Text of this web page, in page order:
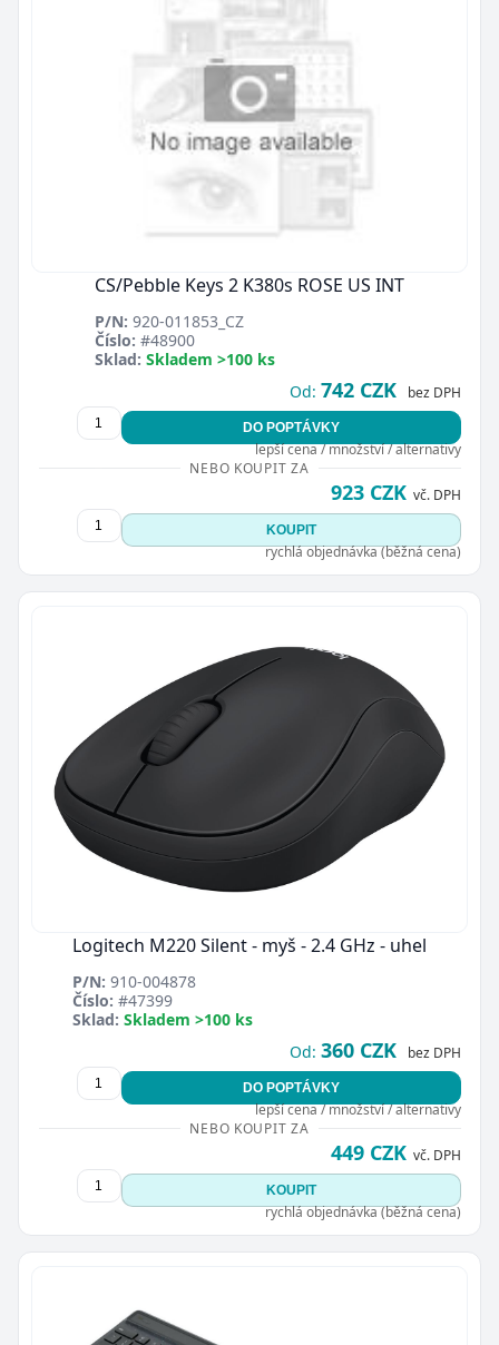
CS/Pebble Keys 2 K380s ROSE US INT
P/N: 920-011853_CZ
Číslo: #48900
Sklad: Skladem >100 ks
Od: 742 CZK bez DPH
DO POPTÁVKY
lepší cena / množství / alternativy
NEBO KOUPIT ZA
923 CZK vč. DPH
KOUPIT
rychlá objednávka (běžná cena)
Logitech M220 Silent - myš - 2.4 GHz - uhel
P/N: 910-004878
Číslo: #47399
Sklad: Skladem >100 ks
Od: 360 CZK bez DPH
DO POPTÁVKY
lepší cena / množství / alternativy
NEBO KOUPIT ZA
449 CZK vč. DPH
KOUPIT
rychlá objednávka (běžná cena)